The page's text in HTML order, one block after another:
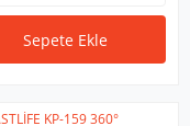
Sepete Ekle